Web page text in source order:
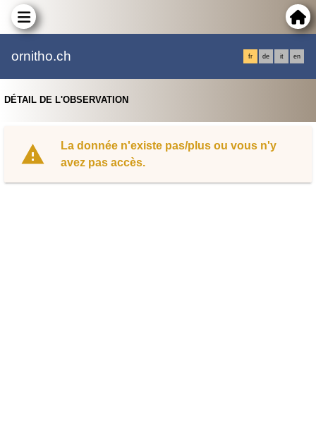
ornitho.ch fr de it en
DÉTAIL DE L'OBSERVATION
La donnée n'existe pas/plus ou vous n'y
avez pas accès.